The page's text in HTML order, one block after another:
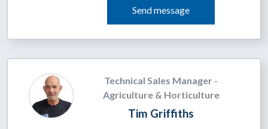
Send message
Technical Sales Manager -
Agriculture & Horticulture
Tim Griffiths